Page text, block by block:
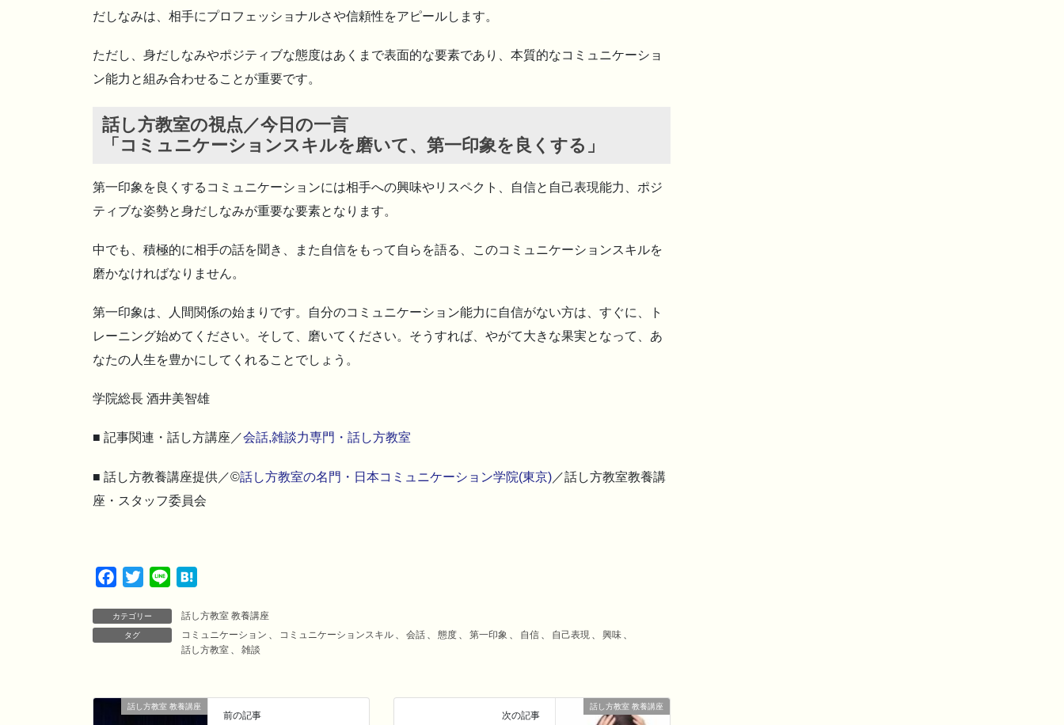
だしなみは、相手にプロフェッショナルさや信頼性をアピールします。
ただし、身だしなみやポジティブな態度はあくまで表面的な要素であり、本質的なコミュニケーショ
ン能力と組み合わせることが重要です。
話し方教室の視点／今日の一言
「コミュニケーションスキルを磨いて、第一印象を良くする」
第一印象を良くするコミュニケーションには相手への興味やリスペクト、自信と自己表現能力、ポジ
ティブな姿勢と身だしなみが重要な要素となります。
中でも、積極的に相手の話を聞き、また自信をもって自らを語る、このコミュニケーションスキルを
磨かなければなりません。
第一印象は、人間関係の始まりです。自分のコミュニケーション能力に自信がない方は、すぐに、ト
レーニング始めてください。そして、磨いてください。そうすれば、やがて大きな果実となって、あ
なたの人生を豊かにしてくれることでしょう。
学院総長 酒井美智雄
■ 記事関連・話し方講座／会話,雑談力専門・話し方教室
■ 話し方教養講座提供／©話し方教室の名門・日本コミュニケーション学院(東京) ／話し方教室教養講
座・スタッフ委員会
c
o
i
r
e
t
e
n
カテゴリー 話し方教室 教養講座
タグ コミュニケーション 、 コミュニケーションスキル 、 会話 、 態度 、 第一印象 、 自信 、 自己表現 、 興味 、
話し方教室 、 雑談
話し方教室 教養講座
前の記事
話し方教室 教養講座
次の記事